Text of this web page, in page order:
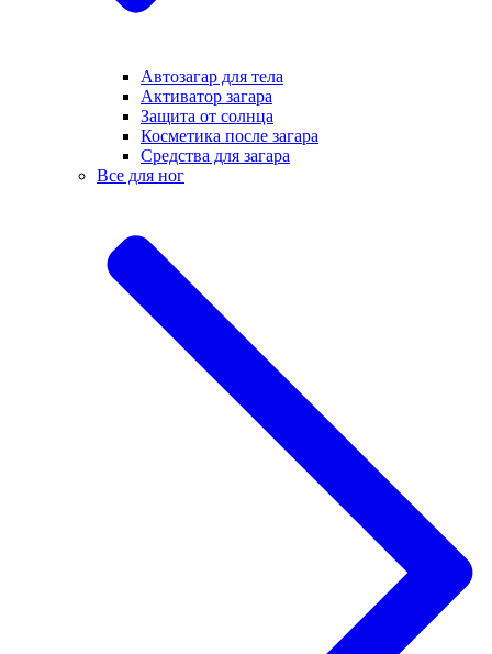
Автозагар для тела
Активатор загара
Защита от солнца
Косметика после загара
Средства для загара
Все для ног